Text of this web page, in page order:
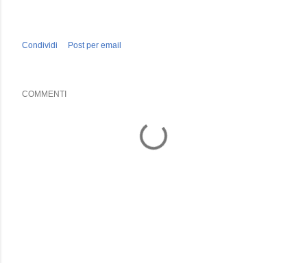
Condividi Post per email
COMMENTI